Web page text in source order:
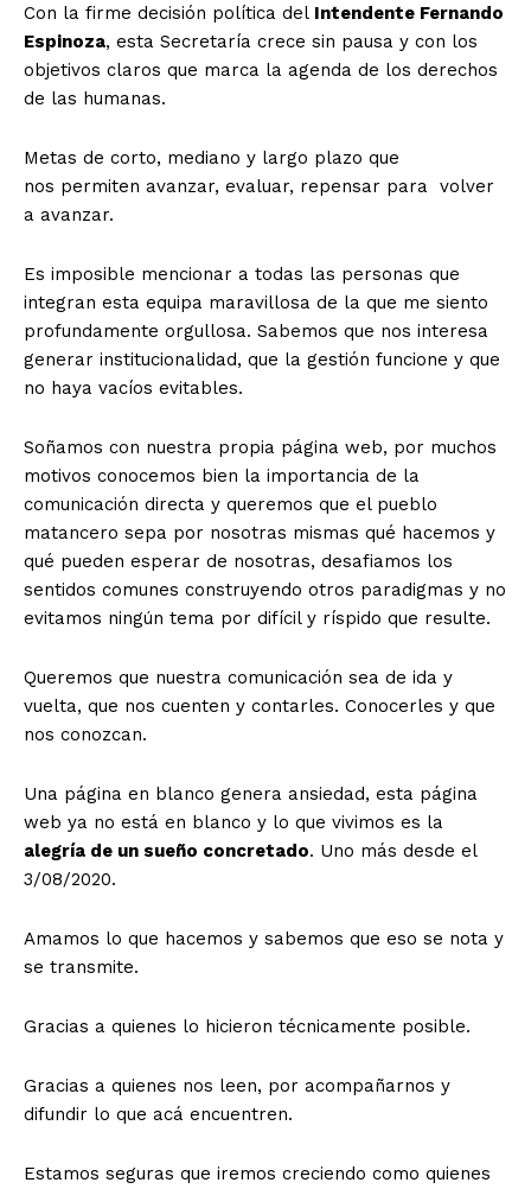
Con la firme decisión política del Intendente Fernando
Espinoza, esta Secretaría crece sin pausa y con los
objetivos claros que marca la agenda de los derechos
de las humanas.
Metas de corto, mediano y largo plazo que
nos permiten avanzar, evaluar, repensar para volver
a avanzar.
Es imposible mencionar a todas las personas que
integran esta equipa maravillosa de la que me siento
profundamente orgullosa. Sabemos que nos interesa
generar institucionalidad, que la gestión funcione y que
no haya vacíos evitables.
Soñamos con nuestra propia página web, por muchos
motivos conocemos bien la importancia de la
comunicación directa y queremos que el pueblo
matancero sepa por nosotras mismas qué hacemos y
qué pueden esperar de nosotras, desafiamos los
sentidos comunes construyendo otros paradigmas y no
evitamos ningún tema por difícil y ríspido que resulte.
Queremos que nuestra comunicación sea de ida y
vuelta, que nos cuenten y contarles. Conocerles y que
nos conozcan.
Una página en blanco genera ansiedad, esta página
web ya no está en blanco y lo que vivimos es la
alegría de un sueño concretado. Uno más desde el
3/08/2020.
Amamos lo que hacemos y sabemos que eso se nota y
se transmite.
Gracias a quienes lo hicieron técnicamente posible.
Gracias a quienes nos leen, por acompañarnos y
difundir lo que acá encuentren.
Estamos seguras que iremos creciendo como quienes